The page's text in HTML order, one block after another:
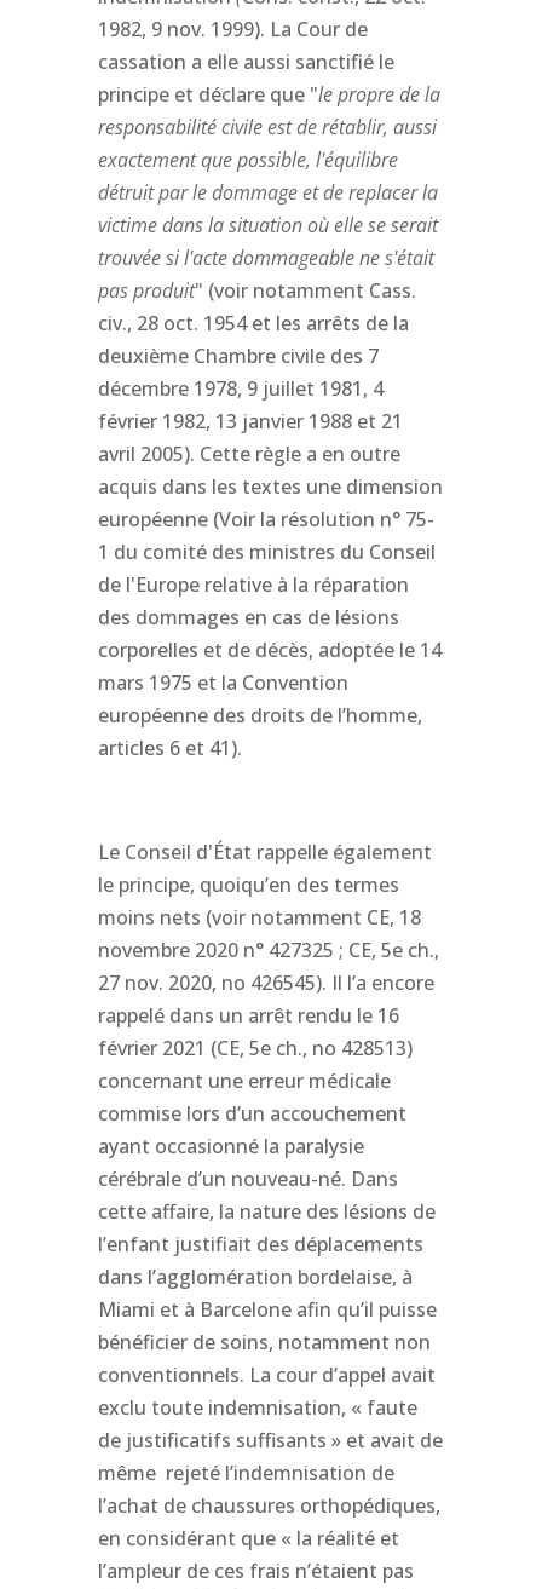
1982, 9 nov. 1999). La Cour de
cassation a elle aussi sanctifié le
principe et déclare que "le propre de la
responsabilité civile est de rétablir, aussi
exactement que possible, l'équilibre
détruit par le dommage et de replacer la
victime dans la situation où elle se serait
trouvée si l'acte dommageable ne s'était
pas produit" (voir notamment Cass.
civ., 28 oct. 1954 et les arrêts de la
deuxième Chambre civile des 7
décembre 1978, 9 juillet 1981, 4
février 1982, 13 janvier 1988 et 21
avril 2005). Cette règle a en outre
acquis dans les textes une dimension
européenne (Voir la résolution n° 75-
1 du comité des ministres du Conseil
de l'Europe relative à la réparation
des dommages en cas de lésions
corporelles et de décès, adoptée le 14
mars 1975 et la Convention
européenne des droits de l’homme,
articles 6 et 41).
Le Conseil d'État rappelle également
le principe, quoiqu’en des termes
moins nets (voir notamment CE, 18
novembre 2020 n° 427325 ; CE, 5e ch.,
27 nov. 2020, no 426545). Il l’a encore
rappelé dans un arrêt rendu le 16
février 2021 (CE, 5e ch., no 428513)
concernant une erreur médicale
commise lors d’un accouchement
ayant occasionné la paralysie
cérébrale d’un nouveau-né. Dans
cette affaire, la nature des lésions de
l’enfant justifiait des déplacements
dans l’agglomération bordelaise, à
Miami et à Barcelone afin qu’il puisse
bénéficier de soins, notamment non
conventionnels. La cour d’appel avait
exclu toute indemnisation, « faute
de justificatifs suffisants » et avait de
même rejeté l’indemnisation de
l’achat de chaussures orthopédiques,
en considérant que « la réalité et
l’ampleur de ces frais n’étaient pas